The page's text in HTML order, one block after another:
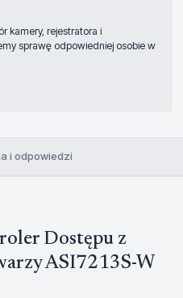
kamery, rejestratora i
sprawę odpowiedniej osobie w
i odpowiedzi
Dostępu z
ASI7213S-W